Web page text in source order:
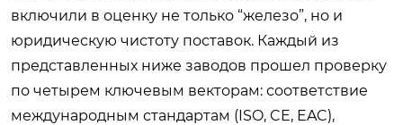
включили в оценку не только “железо”, но и
юридическую чистоту поставок. Каждый из
представленных ниже заводов прошел проверку
по четырем ключевым векторам: соответствие
международным стандартам (ISO, CE, EAC),